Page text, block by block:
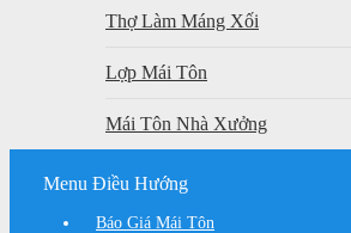
Thợ Làm Máng Xối
Lợp Mái Tôn
Mái Tôn Nhà Xưởng
Menu Điều Hướng
Báo Giá Mái Tôn